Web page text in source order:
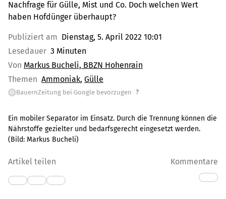
Nachfrage für Gülle, Mist und Co. Doch welchen Wert
haben Hofdünger überhaupt?
Publiziert am Dienstag, 5. April 2022 10:01
Lesedauer 3 Minuten
Von Markus Bucheli, BBZN Hohenrain
Themen Ammoniak Gülle
G BauernZeitung bei Google bevorzugen ?
Ein mobiler Separator im Einsatz. Durch die Trennung können die
Nährstoffe gezielter und bedarfsgerecht eingesetzt werden.
(Bild: Markus Bucheli)
Artikel teilen Kommentare